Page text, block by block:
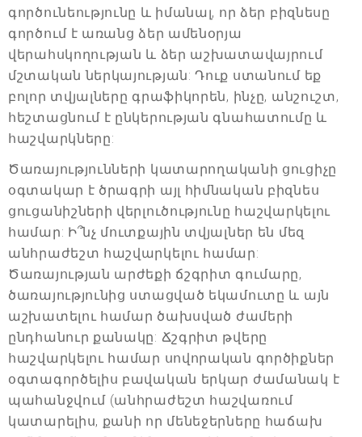
գործունեությունը և իմանալ, որ ձեր բիզնեսը
գործում է առանց ձեր ամենօրյա
վերահսկողության և ձեր աշխատավայրում
մշտական ներկայության: Դուք ստանում եք
բոլոր տվյալները գրաֆիկորեն, ինչը, անշուշտ,
հեշտացնում է ընկերության գնահատումը և
հաշվարկները:
Ծառայությունների կատարողականի ցուցիչը
օգտակար է ծրագրի այլ հիմնական բիզնես
ցուցանիշների վերլուծությունը հաշվարկելու
համար: Ի՞նչ մուտքային տվյալներ են մեզ
անհրաժեշտ հաշվարկելու համար:
Ծառայության արժեքի ճշգրիտ գումարը,
ծառայությունից ստացված եկամուտը և այն
աշխատելու համար ծախսված ժամերի
ընդհանուր քանակը: Ճշգրիտ թվերը
հաշվարկելու համար սովորական գործիքներ
օգտագործելիս բավական երկար ժամանակ է
պահանջվում (անհրաժեշտ հաշվառում
կատարելիս, քանի որ մենեջերները հաճախ